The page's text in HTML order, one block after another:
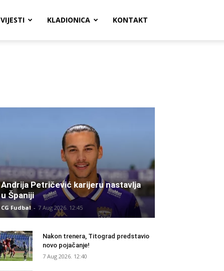
VIJESTI KLADIONICA KONTAKT
Andrija Petričević karijeru nastavlja
u Španiji
CG Fudbal - 7 Aug 2026. 12:45
Nakon trenera, Titograd predstavio
novo pojačanje!
7 Aug 2026. 12:40